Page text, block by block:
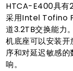
HTCA-E400具有
采用Intel Tofino
道3.2TB交换能力
机底座可以安装
序和对延迟敏感
响。